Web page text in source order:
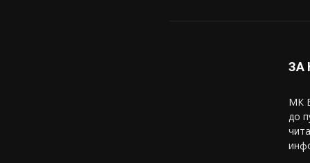
државјанин најдени 64.000